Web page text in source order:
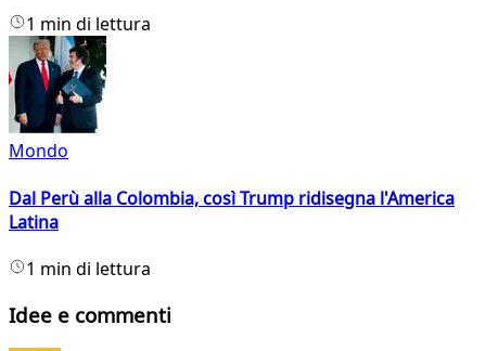
1 min di lettura
Mondo
Dal Perù alla Colombia, così Trump ridisegna l'America
Latina
1 min di lettura
Idee e commenti